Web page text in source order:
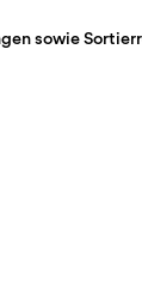
sowie